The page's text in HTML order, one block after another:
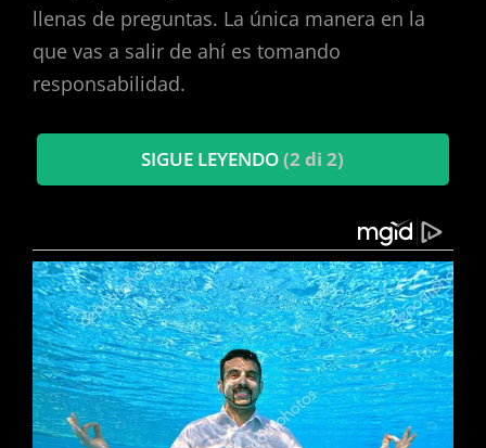
llenas de preguntas. La única manera en la
que vas a salir de ahí es tomando
responsabilidad.
SIGUE LEYENDO(2 di 2)